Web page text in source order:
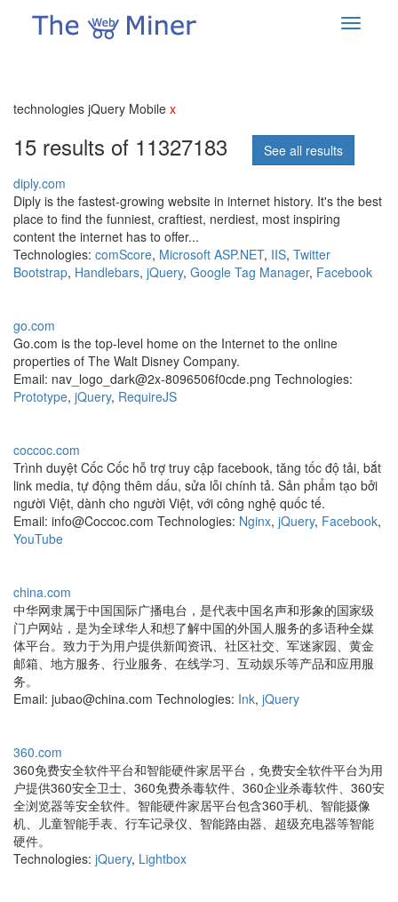
technologies jQuery Mobile x
15 results of 11327183
See all results
diply.com
Diply is the fastest-growing website in internet history. It's the best
place to find the funniest, craftiest, nerdiest, most inspiring
content the internet has to offer...
Technologies: comScore, Microsoft ASP.NET, IIS, Twitter
Bootstrap, Handlebars, jQuery, Google Tag Manager, Facebook
go.com
Go.com is the top-level home on the Internet to the online
properties of The Walt Disney Company.
Email: nav_logo_dark@2x-8096506f0cde.png Technologies:
Prototype, jQuery, RequireJS
coccoc.com
Trình duyệt Cốc Cốc hỗ trợ truy cập facebook, tăng tốc độ tải, bắt
link media, tự động thêm dấu, sửa lỗi chính tả. Sản phẩm tạo bởi
người Việt, dành cho người Việt, với công nghệ quốc tế.
Email: info@Coccoc.com Technologies: Nginx, jQuery, Facebook,
YouTube
china.com
中华网隶属于中国国际广播电台，是代表中国名声和形象的国家级
门户网站，是为全球华人和想了解中国的外国人服务的多语种全媒
体平台。致力于为用户提供新闻资讯、社区社交、军迷家园、黄金
邮箱、地方服务、行业服务、在线学习、互动娱乐等产品和应用服
务。
Email: jubao@china.com Technologies: Ink, jQuery
360.com
360免费安全软件平台和智能硬件家居平台，免费安全软件平台为用
户提供360安全卫士、360免费杀毒软件、360企业杀毒软件、360安
全浏览器等安全软件。智能硬件家居平台包含360手机、智能摄像
机、儿童智能手表、行车记录仪、智能路由器、超级充电器等智能
硬件。
Technologies: jQuery, Lightbox